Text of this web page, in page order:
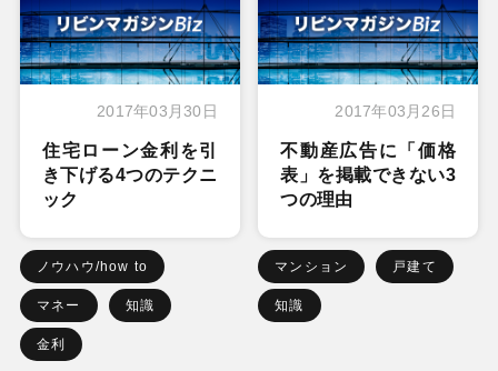
2017年03月30日
住宅ローン金利を引
き下げる4つのテクニ
ック
ノウハウ/how to
マネー 知識
金利
2017年03月26日
不動産広告に「価格
表」を掲載できない3
つの理由
マンション 戸建て
知識